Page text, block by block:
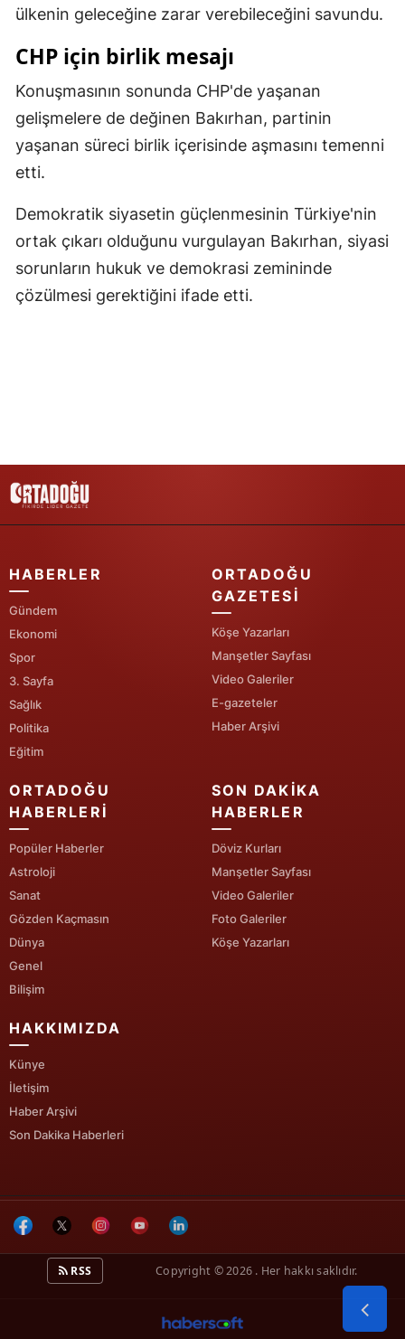
ülkenin geleceğine zarar verebileceğini savundu.
CHP için birlik mesajı
Konuşmasının sonunda CHP'de yaşanan
gelişmelere de değinen Bakırhan, partinin
yaşanan süreci birlik içerisinde aşmasını temenni
etti.
Demokratik siyasetin güçlenmesinin Türkiye'nin
ortak çıkarı olduğunu vurgulayan Bakırhan, siyasi
sorunların hukuk ve demokrasi zemininde
çözülmesi gerektiğini ifade etti.
HABERLER
Gündem
Ekonomi
Spor
3. Sayfa
Sağlık
Politika
Eğitim
ORTADOĞU
GAZETESI
Köşe Yazarları
Manşetler Sayfası
Video Galeriler
E-gazeteler
Haber Arşivi
ORTADOĞU
HABERLERI
Popüler Haberler
Astroloji
Sanat
Gözden Kaçmasın
Dünya
Genel
Bilişim
SON DAKIKA
HABERLER
Döviz Kurları
Manşetler Sayfası
Video Galeriler
Foto Galeriler
Köşe Yazarları
HAKKIMIZDA
Künye
İletişim
Haber Arşivi
Son Dakika Haberleri
RSS Copyright © 2026 . Her hakkı saklıdır.